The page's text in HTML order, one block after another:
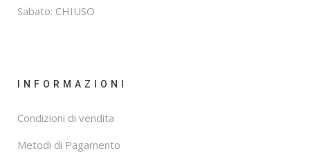
Sabato: CHIUSO
INFORMAZIONI
Condizioni di vendita
Metodi di Pagamento